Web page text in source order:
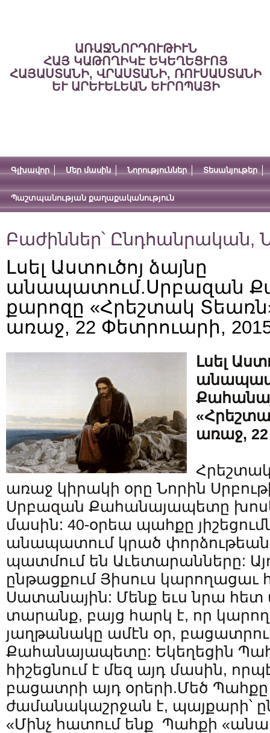
ԱՌԱՋՆՈՐԴՈՒԹԻՒՆ
ՀԱՅ ԿԱԹՈՂԻԿԷ ԵԿԵՂԵՑՒՈՅ
ՀԱՅԱՍՏԱՆԻ, ՎՐԱՍՏԱՆԻ, ՌՈՒՍԱՍՏԱՆԻ
ԵՒ ԱՐԵՒԵԼԵԱՆ ԵՒՐՈՊԱՅԻ
Գլխավոր Մեր մասին Նորություններ Տեսանյութեր
Պաշտպանության քաղաքականություն
Բաժիններ՝ Ընդհանրական,
Լսել Աստուծոյ ձայնը
անապատում.Սրբազան
քարոզը «Հրեշտակ
առաջ, 22 Փետրուարի,
Լսել
առաջ,
առաջ կիրակի օրը Նորին
Սրբազան Քահանայապետը
մասին: 40-օրեա պահքը
անապատում կրած փորձութեան
պատմում են Աւետարանները:
ընթացքում Յիսուս կարողացաւ
Սատանային: Մենք եւս նրա
տարանք, բայց հարկ է, որ
յաղթանակը ամէն օր,
Քահանայապետը: Եկեղեցին
հիշեցնում է մեզ այդ մասին,
բացատրի այդ օրերի.Մեծ
ժամանակաշրջան է, պայքարի՝
«Մինչ հատում ենք Պահքի